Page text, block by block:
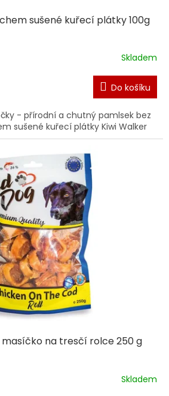
sušené kuřecí plátky 100g
Skladem
Do košíku
- přírodní a chutný pamlsek bez
sušené kuřecí plátky Kiwi Walker
masíčko na tresčí rolce 250 g
Skladem